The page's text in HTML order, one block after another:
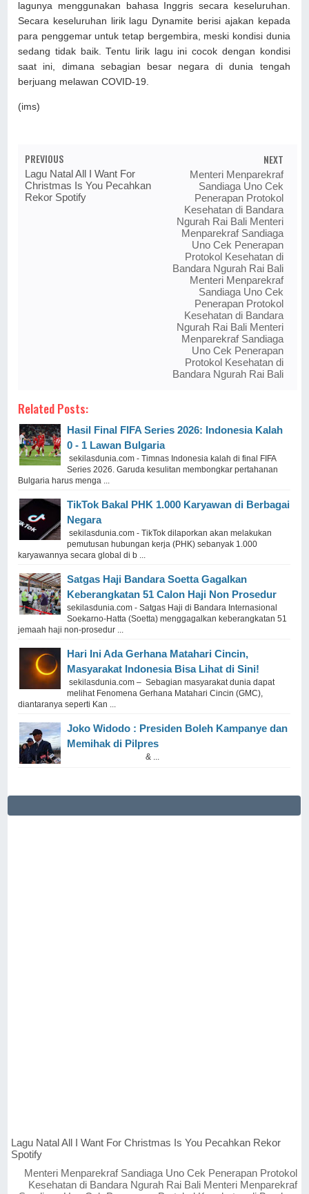
lagunya menggunakan bahasa Inggris secara keseluruhan.
Secara keseluruhan lirik lagu Dynamite berisi ajakan kepada
para penggemar untuk tetap bergembira, meski kondisi dunia
sedang tidak baik. Tentu lirik lagu ini cocok dengan kondisi
saat ini, dimana sebagian besar negara di dunia tengah
berjuang melawan COVID-19.
(ims)
PREVIOUS
Lagu Natal All I Want For
Christmas Is You Pecahkan
Rekor Spotify
NEXT
Menteri Menparekraf
Sandiaga Uno Cek
Penerapan Protokol
Kesehatan di Bandara
Ngurah Rai Bali Menteri
Menparekraf Sandiaga
Uno Cek Penerapan
Protokol Kesehatan di
Bandara Ngurah Rai Bali
Menteri Menparekraf
Sandiaga Uno Cek
Penerapan Protokol
Kesehatan di Bandara
Ngurah Rai Bali Menteri
Menparekraf Sandiaga
Uno Cek Penerapan
Protokol Kesehatan di
Bandara Ngurah Rai Bali
Related Posts:
Hasil Final FIFA Series 2026: Indonesia Kalah
0 - 1 Lawan Bulgaria
sekilasdunia.com - Timnas Indonesia kalah di final FIFA
Series 2026. Garuda kesulitan membongkar pertahanan
Bulgaria harus menga ...
TikTok Bakal PHK 1.000 Karyawan di Berbagai
Negara
sekilasdunia.com - TikTok dilaporkan akan melakukan
pemutusan hubungan kerja (PHK) sebanyak 1.000
karyawannya secara global di b ...
Satgas Haji Bandara Soetta Gagalkan
Keberangkatan 51 Calon Haji Non Prosedur
sekilasdunia.com - Satgas Haji di Bandara Internasional
Soekarno-Hatta (Soetta) menggagalkan keberangkatan 51
jemaah haji non-prosedur ...
Hari Ini Ada Gerhana Matahari Cincin,
Masyarakat Indonesia Bisa Lihat di Sini!
sekilasdunia.com – Sebagian masyarakat dunia dapat
melihat Fenomena Gerhana Matahari Cincin (GMC),
diantaranya seperti Kan ...
Joko Widodo : Presiden Boleh Kampanye dan
Memihak di Pilpres
& ...
Lagu Natal All I Want For Christmas Is You Pecahkan Rekor
Spotify
Menteri Menparekraf Sandiaga Uno Cek Penerapan Protokol
Kesehatan di Bandara Ngurah Rai Bali Menteri Menparekraf